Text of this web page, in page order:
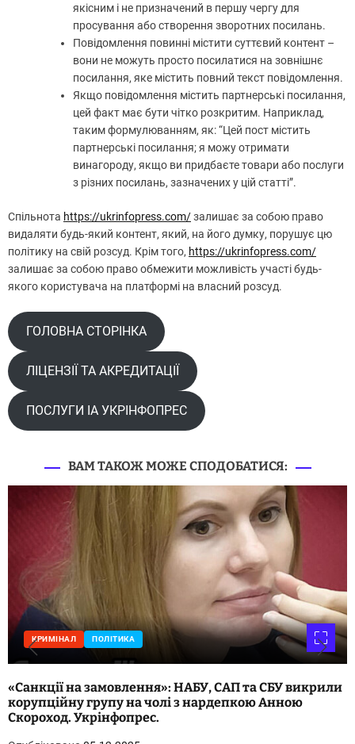
якісним і не призначений в першу чергу для
просування або створення зворотних посилань.
Повідомлення повинні містити суттєвий контент –
вони не можуть просто посилатися на зовнішнє
посилання, яке містить повний текст повідомлення.
Якщо повідомлення містить партнерські посилання,
цей факт має бути чітко розкритим. Наприклад,
таким формулюванням, як: “Цей пост містить
партнерські посилання; я можу отримати
винагороду, якщо ви придбаєте товари або послуги
з різних посилань, зазначених у цій статті”.
Спільнота https://ukrinfopress.com/залишає за собою право
видаляти будь-який контент, який, на його думку, порушує цю
політику на свій розсуд. Крім того, https://ukrinfopress.com/
залишає за собою право обмежити можливість участі будь-
якого користувача на платформі на власний розсуд.
ГОЛОВНА СТОРІНКА
ЛІЦЕНЗІЇ ТА АКРЕДИТАЦІЇ
ПОСЛУГИ ІА УКРІНФОПРЕС
ВАМ ТАКОЖ МОЖЕ СПОДОБАТИСЯ:
викрили
КРИМІНАЛ СУСПІЛЬСТВО
«Від хабаря до фронту: що відомо про
судді Пелиха». Укрінфопрес.